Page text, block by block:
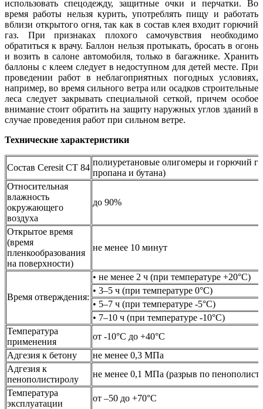
использовать спецодежду, защитные очки и перчатки. Во
время работы нельзя курить, употреблять пищу и работать
вблизи открытого огня, так как в состав клея входит горючий
газ. При признаках плохого самочувствия необходимо
обратиться к врачу. Баллон нельзя протыкать, бросать в огонь
и возить в салоне автомобиля, только в багажнике. Хранить
баллоны с клеем следует в недоступном для детей месте. При
проведении работ в неблагоприятных погодных условиях,
например, во время сильного ветра или осадков строительные
леса следует закрывать специальной сеткой, причем особое
внимание стоит обратить на защиту наружных углов зданий в
случае проведения работ при сильном ветре.
Технические характеристики
Состав Ceresit СТ 84
полиуретановые олигомеры и горючий
пропана и бутана)
Относительная
влажность
окружающего
воздуха
до 90%
Открытое время
(время
пленкообразования
на поверхности)
не менее 10 минут
Время отверждения:
• не менее 2 ч (при температуре +20°C)
• 3–5 ч (при температуре 0°C)
• 5–7 ч (при температуре -5°C)
• 7–10 ч (при температуре -10°C)
Температура
применения
от -10°C до +40°С
Адгезия к бетону
не менее 0,3 МПа
Адгезия к
пенополистиролу
не менее 0,1 МПа (разрыв по
Температура
эксплуатации
от –50 до +70°C